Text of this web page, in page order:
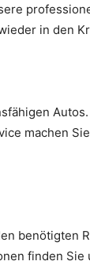
in den
machen
benötigten
finden Sie